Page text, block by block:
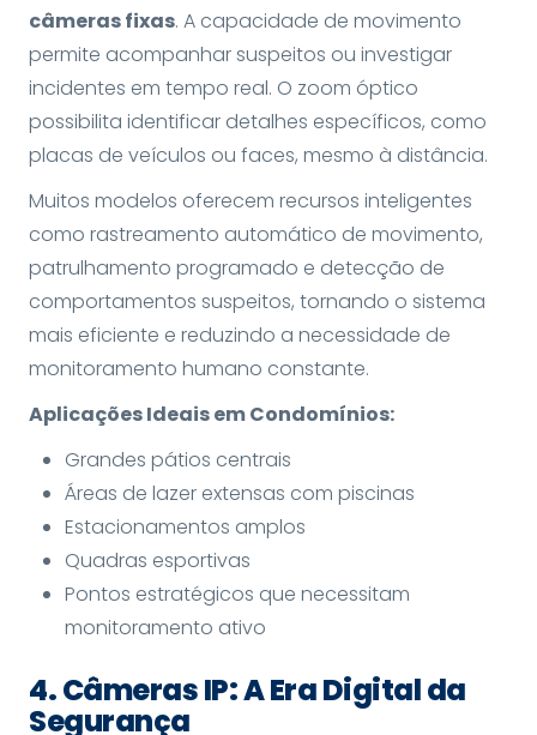
câmeras fixas. A capacidade de movimento
permite acompanhar suspeitos ou investigar
incidentes em tempo real. O zoom óptico
possibilita identificar detalhes específicos, como
placas de veículos ou faces, mesmo à distância.
Muitos modelos oferecem recursos inteligentes
como rastreamento automático de movimento,
patrulhamento programado e detecção de
comportamentos suspeitos, tornando o sistema
mais eficiente e reduzindo a necessidade de
monitoramento humano constante.
Aplicações Ideais em Condomínios:
Grandes pátios centrais
Áreas de lazer extensas com piscinas
Estacionamentos amplos
Quadras esportivas
Pontos estratégicos que necessitam
monitoramento ativo
4. Câmeras IP: A Era Digital da
Segurança